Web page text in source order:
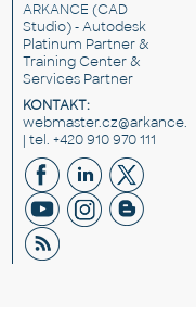
ARKANCE (CAD
Studio) - Autodesk
Platinum Partner &
Training Center &
Services Partner
KONTAKT:
| tel. +420 910 970 111